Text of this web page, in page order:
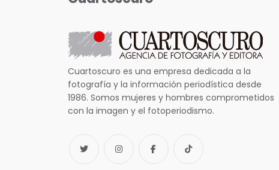
Cuartoscuro es una empresa dedicada a la
fotografía y la información periodística desde
1986. Somos mujeres y hombres comprometidos
con la imagen y el fotoperiodismo.